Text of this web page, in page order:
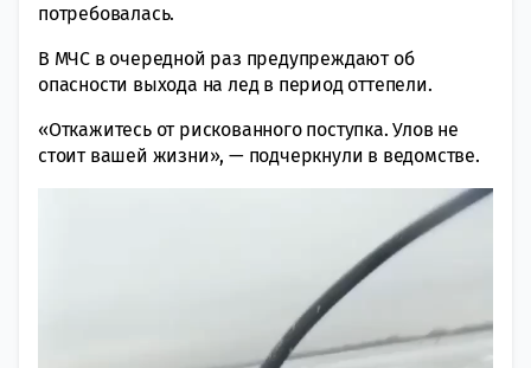
потребовалась.
В МЧС в очередной раз предупреждают об
опасности выхода на лед в период оттепели.
«Откажитесь от рискованного поступка. Улов не
стоит вашей жизни», — подчеркнули в ведомстве.